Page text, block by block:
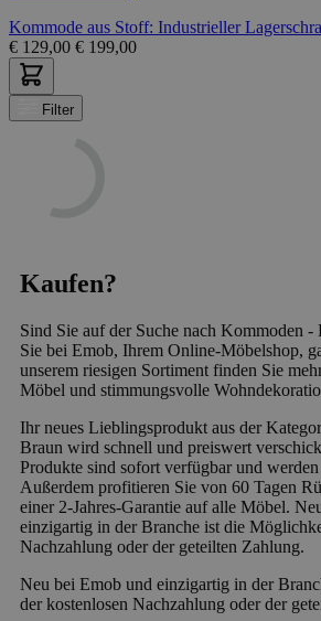
Kommode aus Stoff: Industrieller
€ 129,00 € 199,00
Filter
Kaufen?
Sind Sie auf der Suche nach Kommoden -
Sie bei Emob, Ihrem Online-Möbelshop,
unserem riesigen Sortiment finden Sie
Möbel und stimmungsvolle
Ihr neues Lieblingsprodukt aus der
Braun wird schnell und preiswert
Produkte sind sofort verfügbar und
Außerdem profitieren Sie von 60 Tagen
einer 2-Jahres-Garantie auf alle Möbel.
einzigartig in der Branche ist die
Nachzahlung oder der geteilten Zahlung.
Neu bei Emob und einzigartig in der
der kostenlosen Nachzahlung oder der